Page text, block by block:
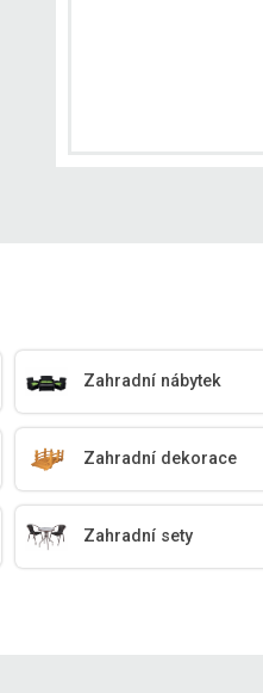
Zahradní nábytek
Zahradní dekorace
Zahradní sety